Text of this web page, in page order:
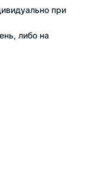
при
либо на